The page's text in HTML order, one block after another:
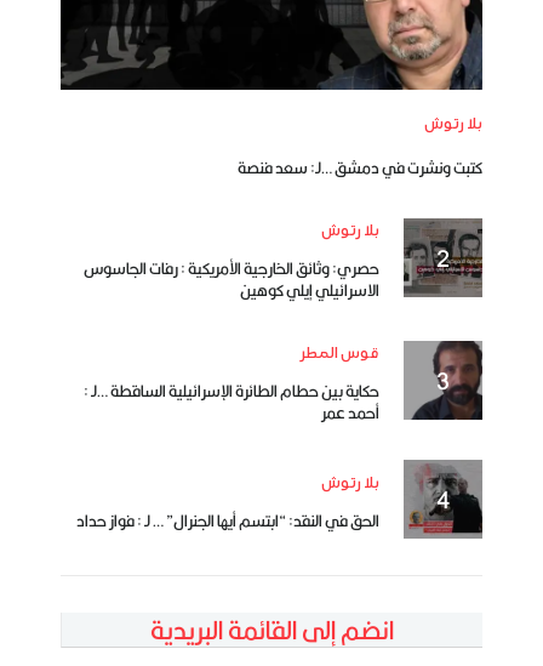
بلا رتوش
كتبت ونشرت في دمشق …لـ: سعد فنصة
بلا رتوش
حصري: وثائق الخارجية الأمريكية : رفات الجاسوس
الاسرائيلي إيلي كوهين
قوس المطر
حكاية بين حطام الطائرة الإسرائيلية الساقطة …لـ :
أحمد عمر
بلا رتوش
الحق في النقد: “ابتسم أيها الجنرال” … لـ : فواز حداد
انضم إلى القائمة البريدية